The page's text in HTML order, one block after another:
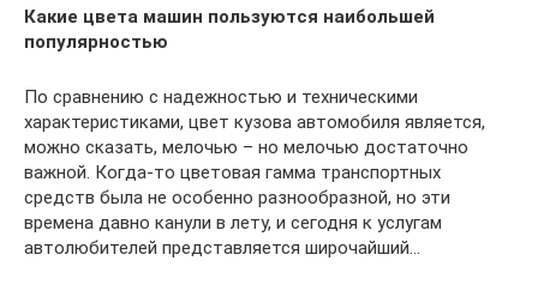
Какие цвета машин пользуются наибольшей
популярностью
По сравнению с надежностью и техническими
характеристиками, цвет кузова автомобиля является,
можно сказать, мелочью – но мелочью достаточно
важной. Когда-то цветовая гамма транспортных
средств была не особенно разнообразной, но эти
времена давно канули в лету, и сегодня к услугам
автолюбителей представляется широчайший…